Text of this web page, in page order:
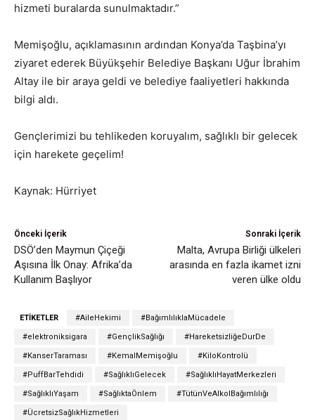
hizmeti buralarda sunulmaktadır.”
Memişoğlu, açıklamasının ardından Konya’da Taşbina’yı
ziyaret ederek Büyükşehir Belediye Başkanı Uğur İbrahim
Altay ile bir araya geldi ve belediye faaliyetleri hakkında
bilgi aldı.
Gençlerimizi bu tehlikeden koruyalım, sağlıklı bir gelecek
için harekete geçelim!
Kaynak: Hürriyet
Önceki İçerik
DSÖ’den Maymun Çiçeği
Aşısına İlk Onay: Afrika’da
Kullanım Başlıyor
Sonraki İçerik
Malta, Avrupa Birliği ülkeleri
arasında en fazla ikamet izni
veren ülke oldu
ETIKETLER #AileHekimi #BağımlılıklaMücadele
#elektroniksigara #GençlikSağlığı #HareketsizliğeDurDe
#KanserTaraması #KemalMemişoğlu #KiloKontrolü
#PuffBarTehdidi #SağlıklıGelecek #SağlıklıHayatMerkezleri
#SağlıklıYaşam #SağlıktaÖnlem #TütünVeAlkolBağımlılığı
#ÜcretsizSağlıkHizmetleri